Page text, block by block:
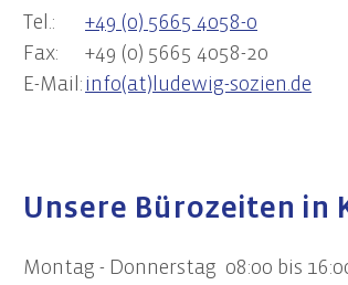
Tel.:
+49 (0) 5665 4058-0
Fax:
+49 (0) 5665 4058-20
E-Mail:info(at)ludewig-sozien.de
Unsere Bürozeiten in
Montag - Donnerstag 08:00 bis